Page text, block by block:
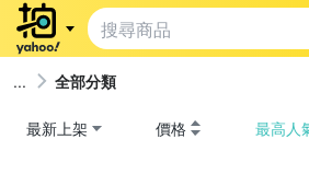
全部分類
最新上架 價格 最高人